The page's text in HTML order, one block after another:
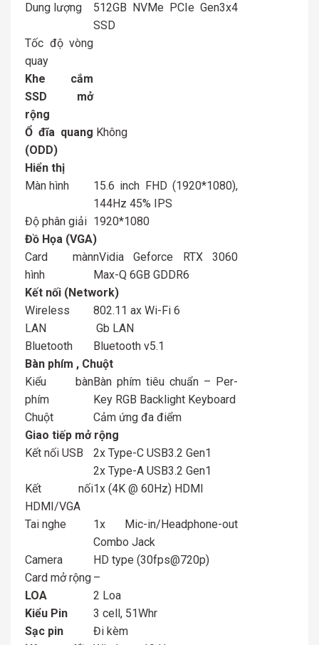
Dung lượng
512GB NVMe PCIe Gen3x4
SSD
Tốc độ vòng
quay
Khe cắm
SSD mở
rộng
Ổ đĩa quang
(ODD)
Không
Hiển thị
Màn hình
15.6 inch FHD (1920*1080),
144Hz 45% IPS
Độ phân giải 1920*1080
Đồ Họa (VGA)
Card màn
hình
nVidia Geforce RTX 3060
Max-Q 6GB GDDR6
Kết nối (Network)
Wireless
802.11 ax Wi-Fi 6
LAN
Gb LAN
Bluetooth
Bluetooth v5.1
Bàn phím , Chuột
Kiểu bàn
phím
Bàn phím tiêu chuẩn – Per-
Key RGB Backlight Keyboard
Chuột
Cảm ứng đa điểm
Giao tiếp mở rộng
Kết nối USB
2x Type-C USB3.2 Gen1
2x Type-A USB3.2 Gen1
Kết nối
HDMI/VGA
1x (4K @ 60Hz) HDMI
Tai nghe
1x Mic-in/Headphone-out
Combo Jack
Camera
HD type (30fps@720p)
Card mở rộng –
LOA
2 Loa
Kiểu Pin
3 cell, 51Whr
Sạc pin
Đi kèm